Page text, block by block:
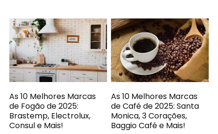
As 10 Melhores Marcas
de Fogão de 2025:
Brastemp, Electrolux,
Consul e Mais!
As 10 Melhores Marcas
de Café de 2025: Santa
Monica, 3 Corações,
Baggio Café e Mais!